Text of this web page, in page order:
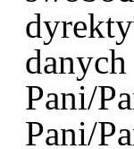
Pani/
Pani/